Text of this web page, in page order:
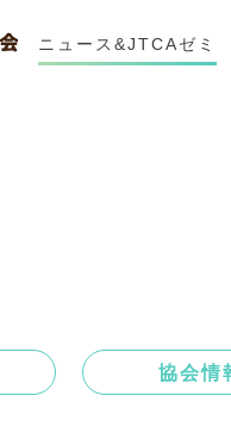
ニュース&JTCAゼミ
協会情